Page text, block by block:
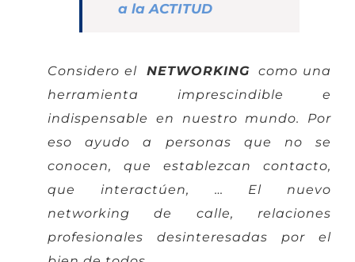
a la ACTITUD
Considero el NETWORKINGcomo una
herramienta imprescindible e
indispensable en nuestro mundo. Por
eso ayudo a personas que no se
conocen, que establezcan contacto,
que interactúen, … El nuevo
networking de calle, relaciones
profesionales desinteresadas por el
ENLACES LEGALES